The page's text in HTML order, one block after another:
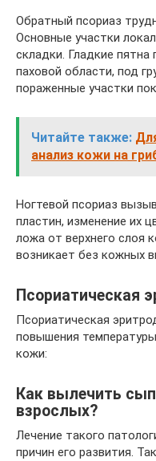
Обратный псориаз
Основные участки
складки. Гладкие
паховой области, под
пораженные участки
Читайте также:
анализ кожи на
Ногтевой псориаз
пластин, изменение их
ложа от верхнего слоя
возникает без кожных
Псориатическая
Псориатическая
повышения
кожи:
Как вылечить
взрослых?
Лечение такого
причин его развития.